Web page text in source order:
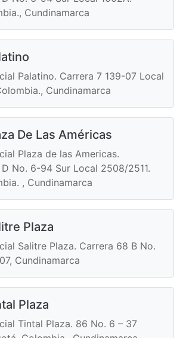
Cundinamarca
Palatino. Carrera 7 139-07 Local
Cundinamarca
De Las Américas
Plaza de las Americas.
D No. 6-94 Sur Local 2508/2511.
, Cundinamarca
Plaza
Salitre Plaza. Carrera 68 B No.
Cundinamarca
Plaza
Tintal Plaza. 86 No. 6 – 37